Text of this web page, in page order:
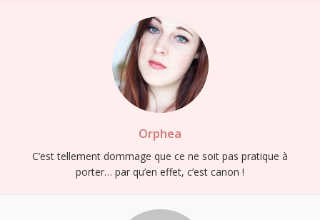
Orphea
C’est tellement dommage que ce ne soit pas pratique à
porter… par qu’en effet, c’est canon !